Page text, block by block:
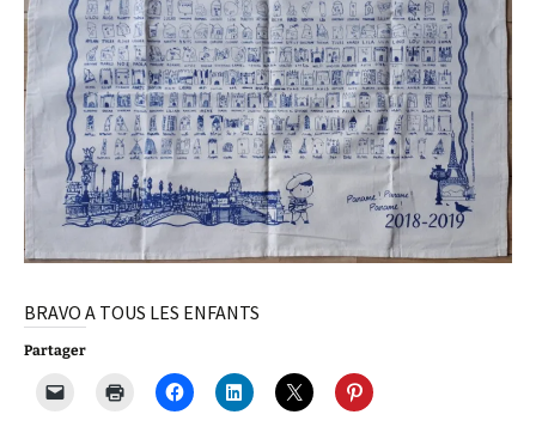
BRAVO A TOUS LES ENFANTS
Partager